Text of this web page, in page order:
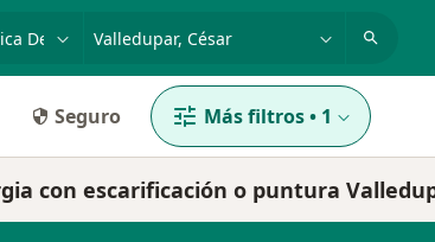
o nombre
Seguro Más filtros• 1
con escarificación o puntura